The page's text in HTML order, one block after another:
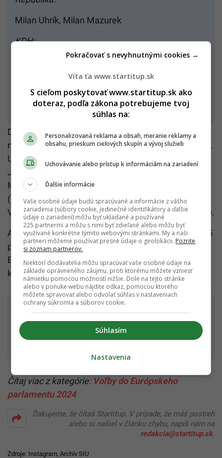
Milan Uhrík, Milan Mazurek
KDH:
Branislav Ondruš
Do Bruselu sa okrem Romany Tabák za SNS
nedostanú napríklad Andrej Danko či Tomáš Taraba.
Usilovali sa o to aj spomínaní Richard Sulík (SaS) či
Jaroslav Naď (Demokrati), ale aj napríklad Igor
Matovič (Slovensko) či exminister Milan Krajniak
(Kresťanská únia). Sklamaní zrejme budú aj
Vladimíra Marcinková (SaS) či Branislav Becík (Hlas).
Ak by sa ešte výsledky predsa len zmenili a SaS by 5
percent nakoniec dosiahla, Richard Sulík by do
Europarlamentu vycestoval na úkor jedného z
kandidátov za Progresívne Slovensko.
Dostaň Startitup do svojich Google odporúčaní
Startitup, odkaz sa otvorí v
Čítaj viac z kategórie: Voľby do Európskeho
parlamentu 2024
Ďakujeme, že čítaš Startitup. V prípade, že máš postreh
alebo si našiel v článku chybu, napíš nám na
redakcia@startitup.sk.
Zdroje: Instagram, Archív SIU
Víta ťa www.startitup.sk
S cieľom poskytovať www.startitup.sk ako
doteraz, podľa zákona potrebujeme tvoj
súhlas na:
Personalizovaná reklama a obsah, meranie reklamy a
obsahu, prieskum cieľových skupín a vývoj služieb
Uchovávanie alebo prístup k informáciám na zariadení
Ďalšie informácie
Vaše osobné údaje budú spracúvané a informácie z vášho
zariadenia (súbory cookie, jedinečné identifikátory a ďalšie
údaje o zariadení) môžu byť ukladané a používané
225 partnermi a môžu s nimi byť zdieľané alebo môžu byť
využívané konkrétne týmito webovými stránkami. My a naši
partneri môžeme používať presné údaje o geolokácii. Pozrite
si zoznam partnerov.
Niektorí dodávatelia môžu spracúvať vaše osobné údaje na
základe oprávneného záujmu, proti ktorému môžete vzniesť
námietku pomocou možností nižšie. Dole na tejto stránke
alebo v ponuke webu nájdite odkaz, pomocou ktorého
môžete spravovať alebo odvolať súhlas v nastaveniach
ochrany súkromia a súborov cookie.
Súhlasím
Pokračovať s nevyhnutnými cookies →
Nastavenia